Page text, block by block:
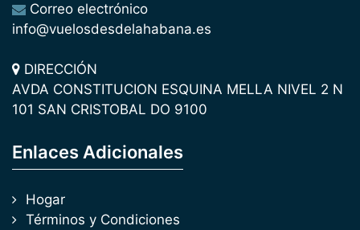
Correo electrónico
info@vuelosdesdelahabana.es
DIRECCIÓN
AVDA CONSTITUCION ESQUINA MELLA NIVEL 2 N
101 SAN CRISTOBAL DO 9100
Enlaces Adicionales
Hogar
Términos y Condiciones